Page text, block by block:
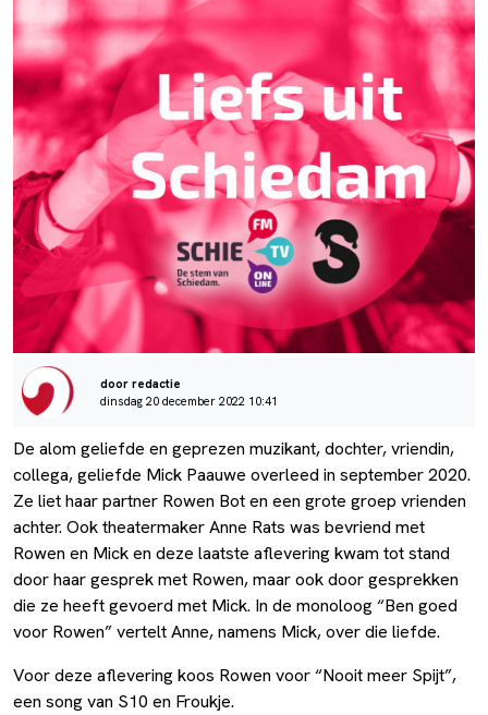
door redactie
dinsdag 20 december 2022 10:41
De alom geliefde en geprezen muzikant, dochter, vriendin,
collega, geliefde Mick Paauwe overleed in september 2020.
Ze liet haar partner Rowen Bot en een grote groep vrienden
achter. Ook theatermaker Anne Rats was bevriend met
Rowen en Mick en deze laatste aflevering kwam tot stand
door haar gesprek met Rowen, maar ook door gesprekken
die ze heeft gevoerd met Mick. In de monoloog “Ben goed
voor Rowen” vertelt Anne, namens Mick, over die liefde.
Voor deze aflevering koos Rowen voor “Nooit meer Spijt”,
een song van S10 en Froukje.